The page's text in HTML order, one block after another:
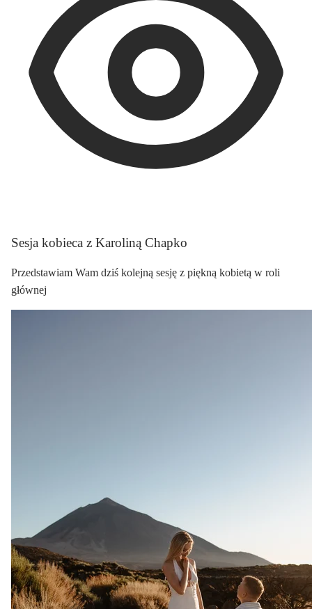
Sesja kobieca z Karoliną Chapko
Przedstawiam Wam dziś kolejną sesję z piękną kobietą w roli
głównej